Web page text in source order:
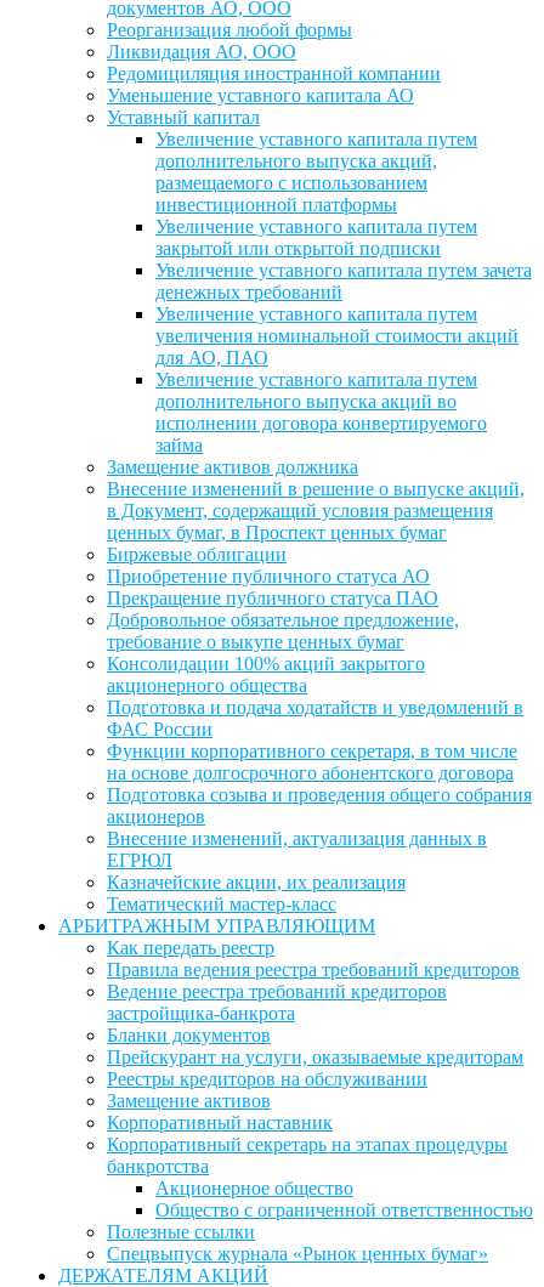
документов АО, ООО
Реорганизация любой формы
Ликвидация АО, ООО
Редомициляция иностранной компании
Уменьшение уставного капитала АО
Уставный капитал
Увеличение уставного капитала путем
дополнительного выпуска акций,
размещаемого с использованием
инвестиционной платформы
Увеличение уставного капитала путем
закрытой или открытой подписки
Увеличение уставного капитала путем зачета
денежных требований
Увеличение уставного капитала путем
увеличения номинальной стоимости акций
для АО, ПАО
Увеличение уставного капитала путем
дополнительного выпуска акций во
исполнении договора конвертируемого
займа
Замещение активов должника
Внесение изменений в решение о выпуске акций,
в Документ, содержащий условия размещения
ценных бумаг, в Проспект ценных бумаг
Биржевые облигации
Приобретение публичного статуса АО
Прекращение публичного статуса ПАО
Добровольное обязательное предложение,
требование о выкупе ценных бумаг
Консолидации 100% акций закрытого
акционерного общества
Подготовка и подача ходатайств и уведомлений в
ФАС России
Функции корпоративного секретаря, в том числе
на основе долгосрочного абонентского договора
Подготовка созыва и проведения общего собрания
акционеров
Внесение изменений, актуализация данных в
ЕГРЮЛ
Казначейские акции, их реализация
Тематический мастер-класс
АРБИТРАЖНЫМ УПРАВЛЯЮЩИМ
Как передать реестр
Правила ведения реестра требований кредиторов
Ведение реестра требований кредиторов
застройщика-банкрота
Бланки документов
Прейскурант на услуги, оказываемые кредиторам
Реестры кредиторов на обслуживании
Замещение активов
Корпоративный наставник
Корпоративный секретарь на этапах процедуры
банкротства
Акционерное общество
Общество с ограниченной ответственностью
Полезные ссылки
Спецвыпуск журнала «Рынок ценных бумаг»
ДЕРЖАТЕЛЯМ АКЦИЙ